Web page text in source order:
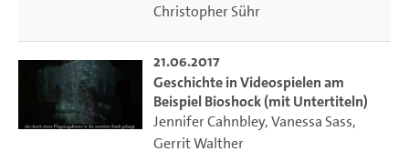
Christopher Sühr
21.06.2017
Geschichte in Videospielen am
Beispiel Bioshock (mit Untertiteln)
Jennifer Cahnbley,Vanessa Sass,
Gerrit Walther